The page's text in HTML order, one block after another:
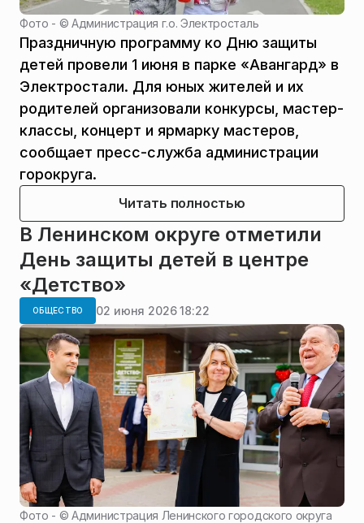
Фото - ©Администрация г.о. Электросталь
Праздничную программу ко Дню защиты
детей провели 1 июня в парке «Авангард» в
Электростали. Для юных жителей и их
родителей организовали конкурсы, мастер-
классы, концерт и ярмарку мастеров,
сообщает пресс-служба администрации
горокруга.
Читать полностью
В Ленинском округе отметили
День защиты детей в центре
«Детство»
ОБЩЕСТВО 02 июня 2026 18:22
Фото - ©Администрация Ленинского городского округа